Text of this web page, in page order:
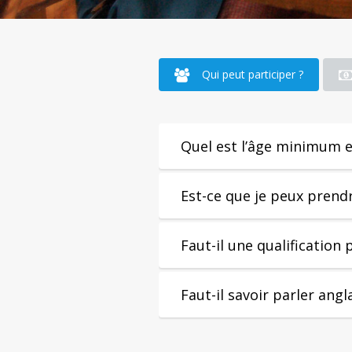
Qui peut participer ?
Quel est l’âge minimum
Est-ce que je peux
Faut-il une qualification
Faut-il savoir parler